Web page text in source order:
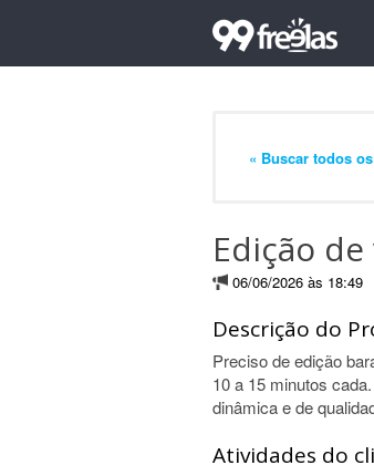
« Buscar todos
Edição
06/06/2026 às 18:49
Descrição do
Preciso de edição
10 a 15 minutos
dinâmica e de
Atividades do